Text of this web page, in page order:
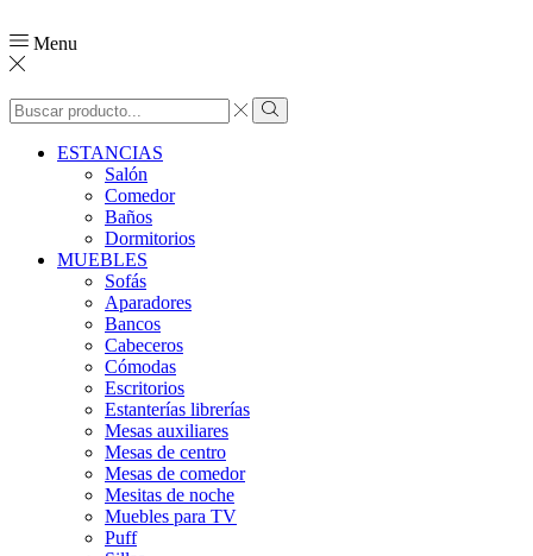
Menu
Search
input
Search
ESTANCIAS
Salón
Comedor
Baños
Dormitorios
MUEBLES
Sofás
Aparadores
Bancos
Cabeceros
Cómodas
Escritorios
Estanterías librerías
Mesas auxiliares
Mesas de centro
Mesas de comedor
Mesitas de noche
Muebles para TV
Puff